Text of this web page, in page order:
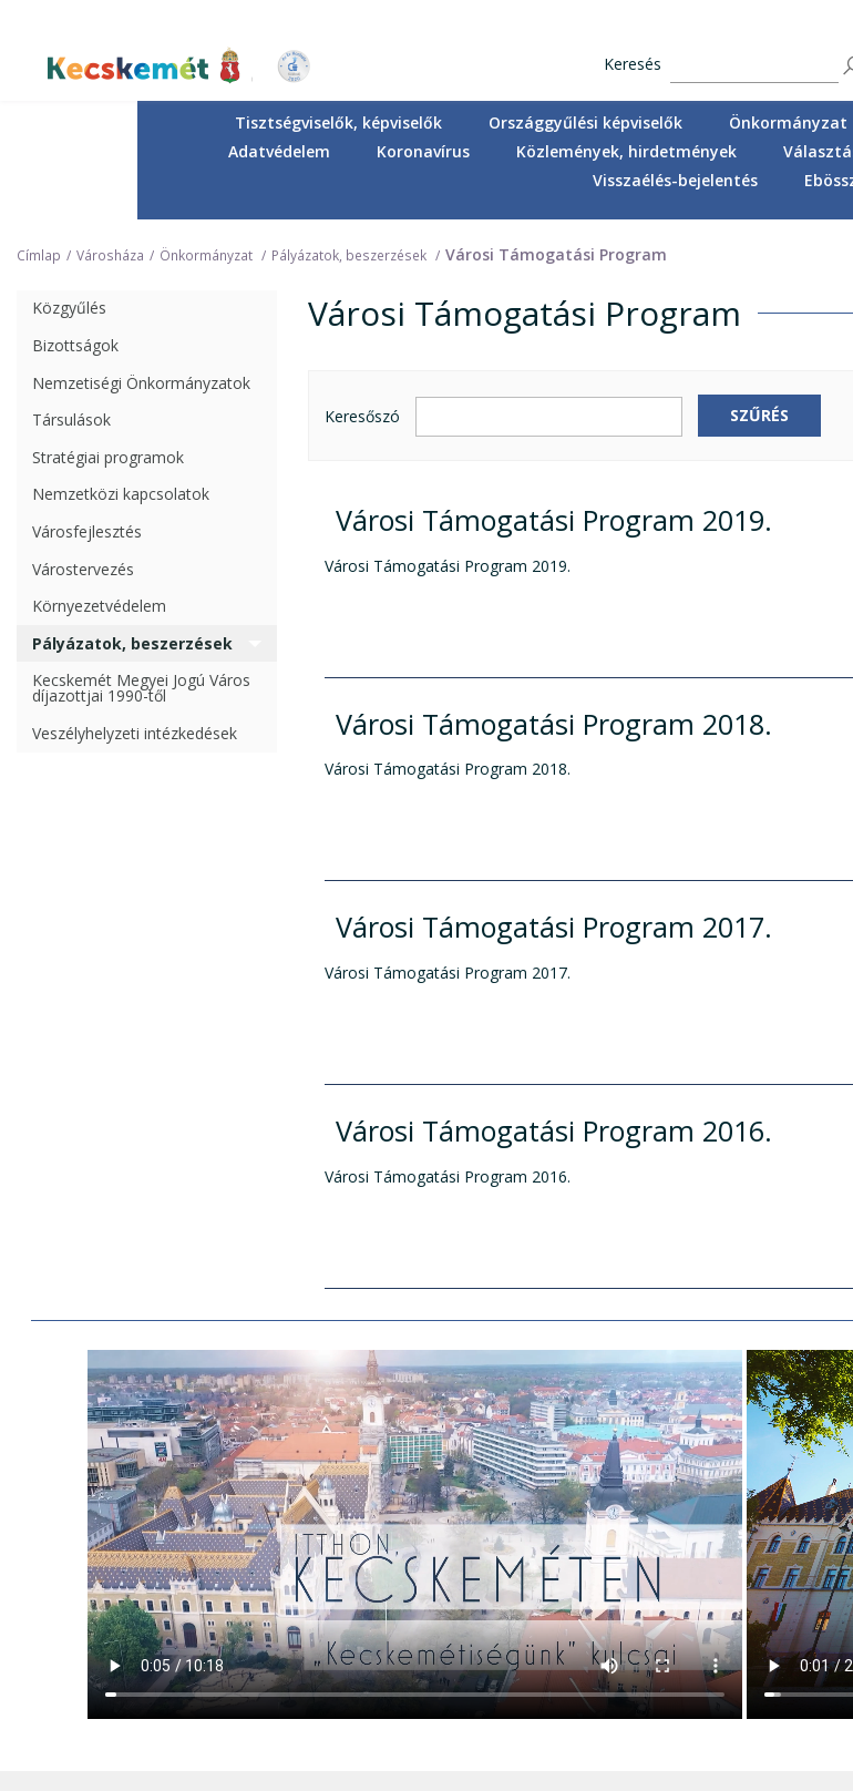
tartalomra
Kecskemét Város Honlapja
Keresés
Tisztségviselők, képviselők Országgyűlési képviselők Önkormányzat
Adatvédelem
Koronavírus Közlemények, hirdetmények
Visszaélés-bejelentés
Címlap Városháza Önkormányzat Pályázatok, beszerzések Városi Támogatási Program
Közgyűlés
Bizottságok
Nemzetiségi Önkormányzatok
Társulások
Stratégiai programok
Nemzetközi kapcsolatok
Városfejlesztés
Várostervezés
Környezetvédelem
Pályázatok, beszerzések
Kecskemét Megyei Jogú Város
díjazottjai 1990-től
Veszélyhelyzeti intézkedések
Városi Támogatási Program
Városi Támogatási Program
Keresőszó SZŰRÉS
Városi Támogatási Program 2019.
Városi Támogatási Program 2019.
Városi Támogatási Program 2018.
Városi Támogatási Program 2018.
Városi Támogatási Program 2017.
Városi Támogatási Program 2017.
Városi Támogatási Program 2016.
Városi Támogatási Program 2016.